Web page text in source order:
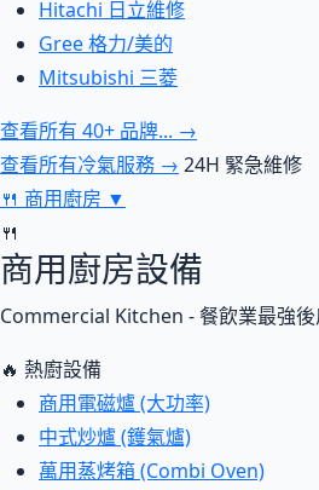
Hitachi 日立維修
Gree 格力/美的
Mitsubishi 三菱
查看所有 40+ 品牌... →
查看所有冷氣服務 → 24H 緊急維修
🍴 商用廚房 ▼
🍴
商用廚房設備
Commercial Kitchen - 餐飲業最強
🔥 熱廚設備
商用電磁爐 (大功率)
中式炒爐 (鑊氣爐)
萬用蒸烤箱 (Combi Oven)